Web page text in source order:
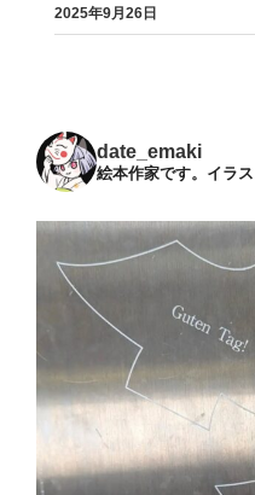
2025年9月26日
date_emaki
絵本作家です。イラ